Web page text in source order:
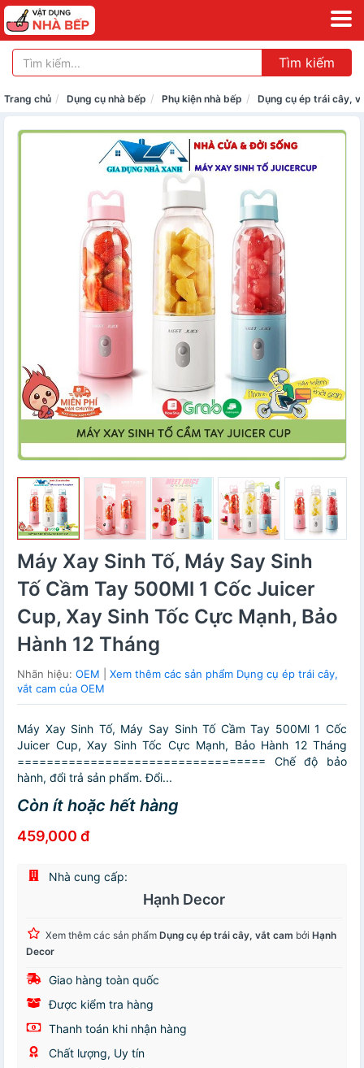
Tìm kiếm
Trang chủ Dụng cụ nhà bếp Phụ kiện nhà bếp Dụng cụ ép trái cây,
Máy Xay Sinh Tố, Máy Say Sinh
Tố Cầm Tay 500Ml 1 Cốc Juicer
Cup, Xay Sinh Tốc Cực Mạnh, Bảo
Hành 12 Tháng
Nhãn hiệu: OEM
Xem thêm các sản phẩm Dụng cụ ép trái cây,
vắt cam của OEM
Máy Xay Sinh Tố, Máy Say Sinh Tố Cầm Tay 500Ml 1 Cốc
Juicer Cup, Xay Sinh Tốc Cực Mạnh, Bảo Hành 12 Tháng
================================== Chế độ bảo
hành, đổi trả sản phẩm. Đổi...
Còn ít hoặc hết hàng
459,000 đ
Nhà cung cấp:
Hạnh Decor
Xem thêm các sản phẩm Dụng cụ ép trái cây, vắt cam bởi Hạnh
Decor
Giao hàng toàn quốc
Được kiểm tra hàng
Thanh toán khi nhận hàng
Chất lượng, Uy tín